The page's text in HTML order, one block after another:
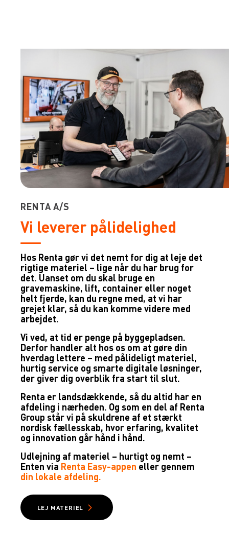
RENTA A/S
Vi leverer pålidelighed
Hos Renta gør vi det nemt for dig at leje det
rigtige materiel – lige når du har brug for
det. Uanset om du skal bruge en
gravemaskine, lift, container eller noget
helt fjerde, kan du regne med, at vi har
grejet klar, så du kan komme videre med
arbejdet.
Vi ved, at tid er penge på byggepladsen.
Derfor handler alt hos os om at gøre din
hverdag lettere – med pålideligt materiel,
hurtig service og smarte digitale løsninger,
der giver dig overblik fra start til slut.
Renta er landsdækkende, så du altid har en
afdeling i nærheden. Og som en del af Renta
Group står vi på skuldrene af et stærkt
nordisk fællesskab, hvor erfaring, kvalitet
og innovation går hånd i hånd.
Udlejning af materiel – hurtigt og nemt –
Enten via Renta Easy-appen eller gennem
din lokale afdeling.
LEJ MATERIEL